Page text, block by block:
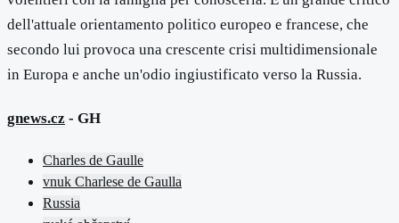
dell'attuale orientamento politico europeo e francese, che
secondo lui provoca una crescente crisi multidimensionale
in Europa e anche un'odio ingiustificato verso la Russia.
gnews.cz - GH
Charles de Gaulle
vnuk Charlese de Gaulla
Russia